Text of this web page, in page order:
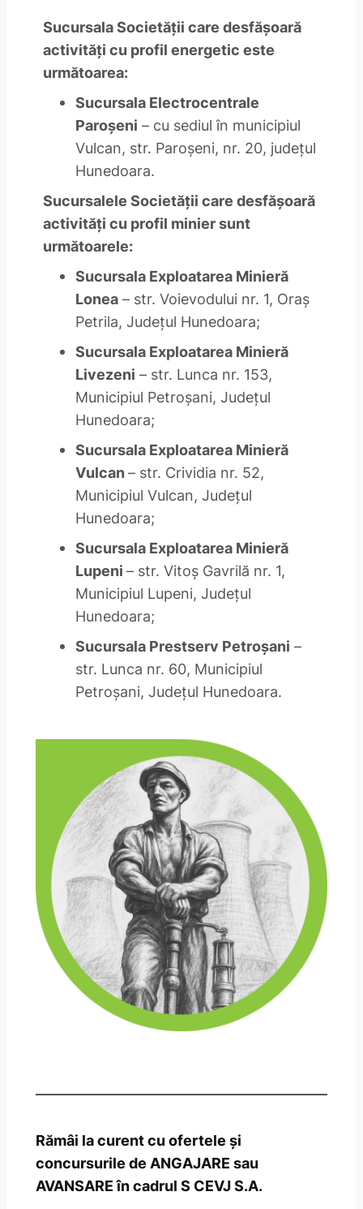
Sucursala Societăţii care desfăşoară
activităţi cu profil energetic este
următoarea:
Sucursala Electrocentrale
Paroşeni – cu sediul în municipiul
Vulcan, str. Paroşeni, nr. 20, judeţul
Hunedoara.
Sucursalele Societăţii care desfăşoară
activităţi cu profil minier sunt
următoarele:
Sucursala Exploatarea Minieră
Lonea– str. Voievodului nr. 1, Oraş
Petrila, Judeţul Hunedoara;
Sucursala Exploatarea Minieră
Livezeni – str. Lunca nr. 153,
Municipiul Petroşani, Judeţul
Hunedoara;
Sucursala Exploatarea Minieră
Vulcan– str. Crividia nr. 52,
Municipiul Vulcan, Judeţul
Hunedoara;
Sucursala Exploatarea Minieră
Lupeni – str. Vitoş Gavrilă nr. 1,
Municipiul Lupeni, Judeţul
Hunedoara;
Sucursala Prestserv Petroşani –
str. Lunca nr. 60, Municipiul
Petroşani, Judeţul Hunedoara.
Rămâi la curent cu ofertele și
concursurile de ANGAJARE sau
AVANSARE în cadrul S CEVJ S.A.